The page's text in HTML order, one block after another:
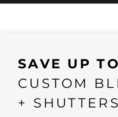
SAVE UP
CUSTOM
+